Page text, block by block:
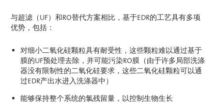
与超滤（UF）和RO替代方案相比，基于EDR的工艺具有多项
优势，包括：
对细小二氧化硅颗粒具有耐受性，这些颗粒难以通过基于
膜的UF预处理去除，并可能污染RO膜（由于许多局部洗涤
器没有限制性的二氧化硅要求，这些二氧化硅颗粒可以通
过EDR产出水进入洗涤器中）
能够保持整个系统的氯残留量，以控制生物生长